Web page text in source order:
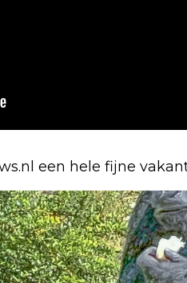
een hele fijne